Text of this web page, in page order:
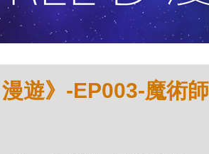
漫遊》-EP003-魔術師